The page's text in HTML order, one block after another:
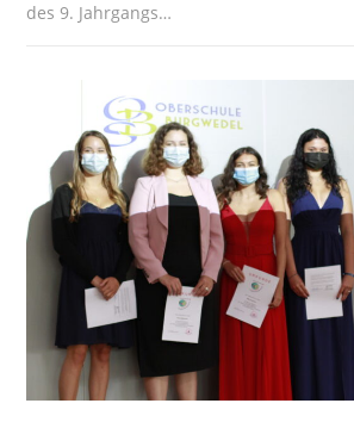
des 9. Jahrgangs…
FEIERT
IHREN
LETZTEN
JAHRGANG
–
HAZ
BERICHTET